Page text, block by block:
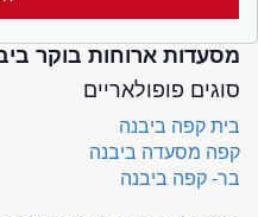
מסעדות ארוחות בוקר
סוגים פופולאריים
בית קפה ביבנה
קפה מסעדה ביבנה
בר- קפה ביבנה